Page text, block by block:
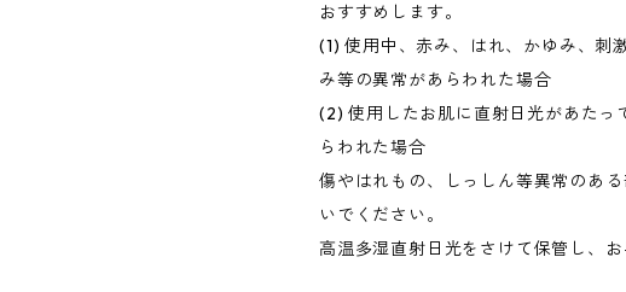
おすすめします。
(1) 使用中、赤み、はれ、かゆみ、刺
み等の異常があらわれた場合
(2) 使用したお肌に直射日光があたっ
らわれた場合
傷やはれもの、しっしん等異常のあ
いでください。
高温多湿直射日光をさけて保管し、お